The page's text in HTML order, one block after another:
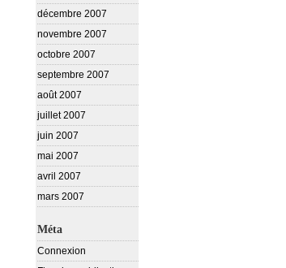
décembre 2007
novembre 2007
octobre 2007
septembre 2007
août 2007
juillet 2007
juin 2007
mai 2007
avril 2007
mars 2007
Méta
Connexion